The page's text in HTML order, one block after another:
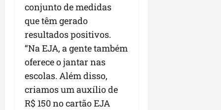
conjunto de medidas
que têm gerado
resultados positivos.
“Na EJA, a gente também
oferece o jantar nas
escolas. Além disso,
criamos um auxílio de
R$ 150 no cartão EJA